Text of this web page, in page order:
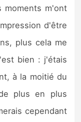
moments m'ont
d'être
plus cela me
bien : j'étais
à la moitié du
plus en plus
cependant